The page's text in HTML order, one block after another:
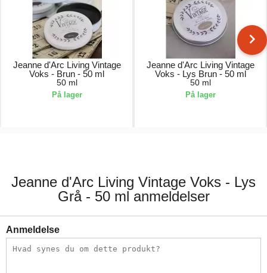
Jeanne d'Arc Living Vintage
Voks - Brun - 50 ml
50 ml
På lager
Jeanne d'Arc Living Vintage
Voks - Lys Brun - 50 ml
50 ml
På lager
Jeanne d'Arc Living Vintage Voks - Lys
Grå - 50 ml anmeldelser
Anmeldelse